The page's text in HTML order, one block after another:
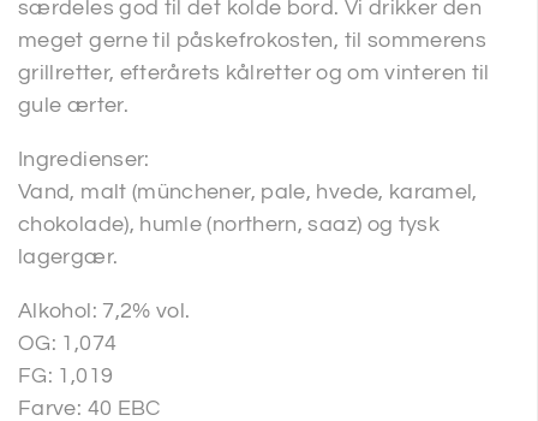
særdeles god til det kolde bord. Vi drikker den
meget gerne til påskefrokosten, til sommerens
grillretter, efterårets kålretter og om vinteren til
gule ærter.
Ingredienser:
Vand, malt (münchener, pale, hvede, karamel,
chokolade), humle (northern, saaz) og tysk
lagergær.
Alkohol: 7,2% vol.
OG: 1,074
FG: 1,019
Farve: 40 EBC